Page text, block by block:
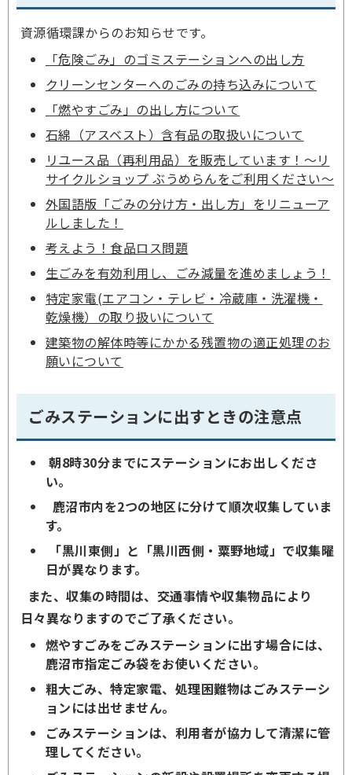
資源循環課からのお知らせです。
「危険ごみ」のゴミステーションへの出し方
クリーンセンターへのごみの持ち込みについて
「燃やすごみ」の出し方について
石綿（アスベスト）含有品の取扱いについて
リユース品（再利用品）を販売しています！～リ
サイクルショップ ぶうめらんをご利用ください～
外国語版「ごみの分け方・出し方」をリニューア
ルしました！
考えよう！食品ロス問題
生ごみを有効利用し、ごみ減量を進めましょう！
特定家電(エアコン・テレビ・冷蔵庫・洗濯機・
乾燥機）の取り扱いについて
建築物の解体時等にかかる残置物の適正処理のお
願いについて
ごみステーションに出すときの注意点
朝8時30分までにステーションにお出しくださ
い。
鹿沼市内を2つの地区に分けて順次収集していま
す。
「黒川東側」と「黒川西側・粟野地域」で収集曜
日が異なります。
また、収集の時間は、交通事情や収集物品により
日々異なりますのでご了承ください。
燃やすごみをごみステーションに出す場合には、
鹿沼市指定ごみ袋をお使いください。
粗大ごみ、特定家電、処理困難物はごみステーシ
ョンには出せません。
ごみステーションは、利用者が協力して清潔に管
理してください。